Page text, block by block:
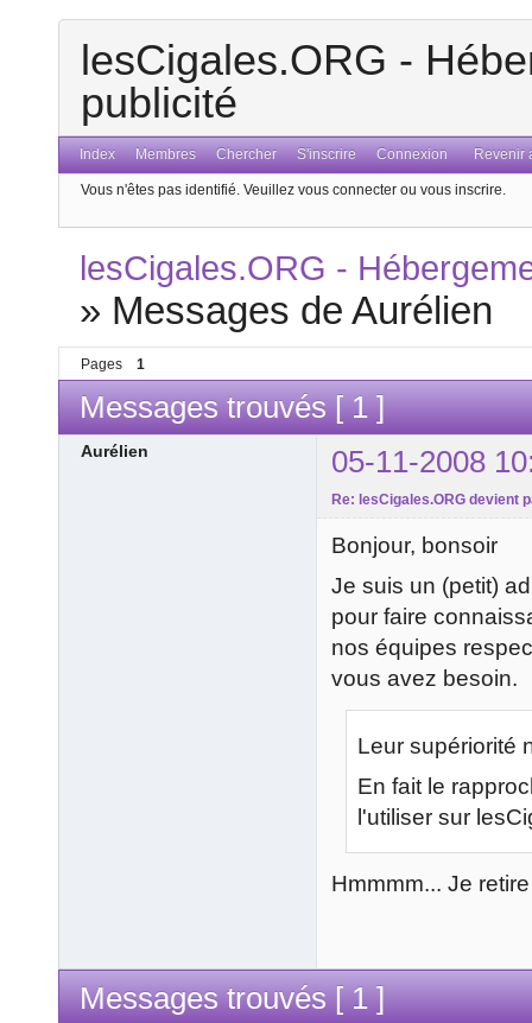
lesCigales.ORG -
publicité
Index Membres Chercher S'inscrire Connexion Revenir
Vous n'êtes pas identifié. Veuillez vous connecter ou vous inscrire.
lesCigales.ORG -
» Messages de Aurélien
Pages 1
Messages trouvés [ 1 ]
Aurélien 05-11-2008
Re: lesCigales.ORG devient
Bonjour, bonsoir
Je suis un (petit)
pour faire
nos équipes
vous avez besoin.
Leur supériorité
En fait le
l'utiliser sur
Hmmmm... Je
Messages trouvés [ 1 ]